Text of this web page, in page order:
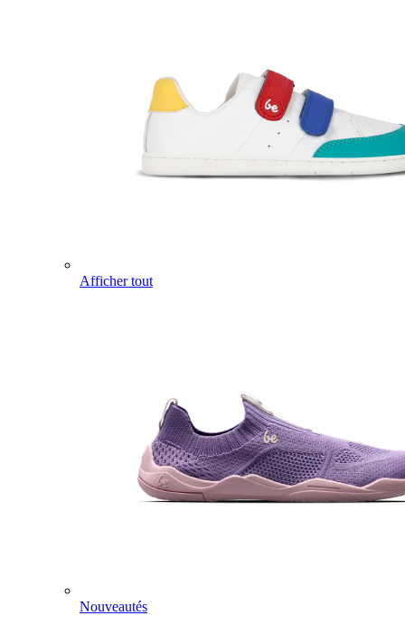
Afficher tout
Nouveautés